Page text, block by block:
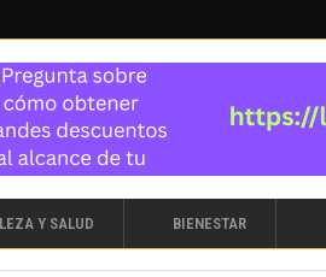
Y SALUD BIENESTAR